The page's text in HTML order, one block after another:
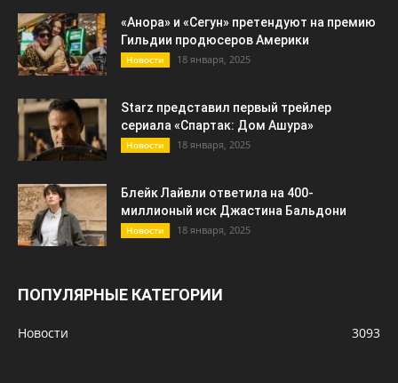
«Анора» и «Сегун» претендуют на премию
Гильдии продюсеров Америки
Новости 18 января, 2025
Starz представил первый трейлер
сериала «Спартак: Дом Ашура»
Новости 18 января, 2025
Блейк Лайвли ответила на 400-
миллионый иск Джастина Бальдони
Новости 18 января, 2025
ПОПУЛЯРНЫЕ КАТЕГОРИИ
Новости 3093